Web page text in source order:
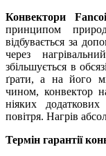
Конвектори
принципом
відбувається за
через
збільшується в
ґрати, а на його
чином, конвектор
ніяких
повітря. Нагрів
Термін гарантії